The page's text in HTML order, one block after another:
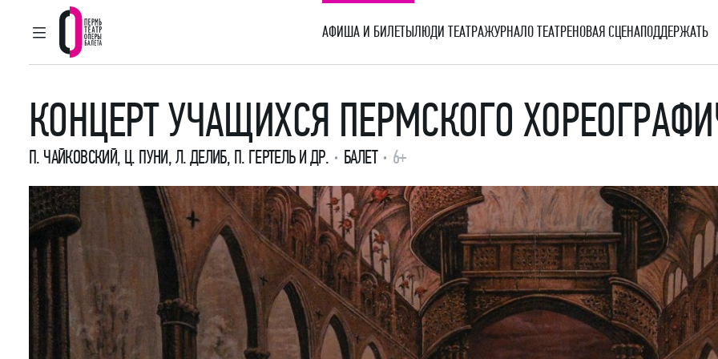
ГЛАВНОЕ МЕНЮ
Пермский театр оперы и балета
АФИША И БИЛЕТЫЛЮДИ ТЕАТРАЖУРНАЛО ТЕАТРЕНОВАЯ СЦЕНАПОДДЕРЖАТЬ
КОНЦЕРТ УЧАЩИХСЯ ПЕРМСКОГО
П. ЧАЙКОВСКИЙ, Ц. ПУНИ, Л. ДЕЛИБ, П. ГЕРТЕЛЬ И ДР. БАЛЕТ 6+